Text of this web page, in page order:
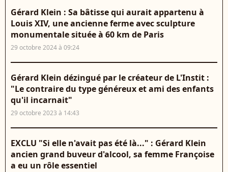
Gérard Klein : Sa bâtisse qui aurait appartenu à
Louis XIV, une ancienne ferme avec sculpture
monumentale située à 60 km de Paris
29 octobre 2024 à 09:24
Gérard Klein dézingué par le créateur de L'Instit :
"Le contraire du type généreux et ami des enfants
qu'il incarnait"
29 octobre 2023 à 14:43
EXCLU "Si elle n'avait pas été là..." : Gérard Klein
ancien grand buveur d'alcool, sa femme Françoise
a eu un rôle essentiel